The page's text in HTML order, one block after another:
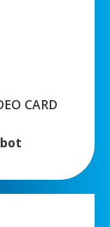
CARD